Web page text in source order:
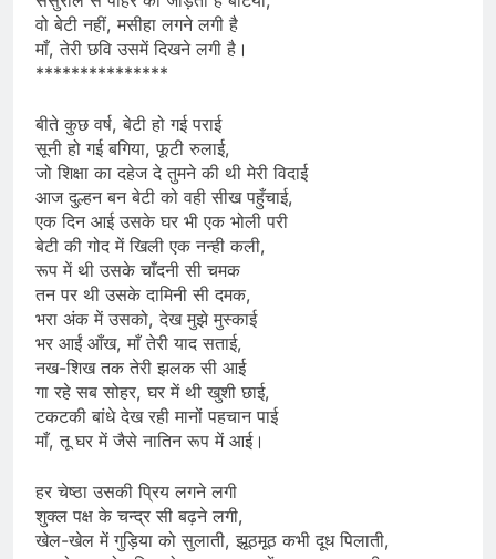
वो बेटी नहीं, मसीहा लगने लगी है
माँ, तेरी छवि उसमें दिखने लगी है।
***************
बीते कुछ वर्ष, बेटी हो गई पराई
सूनी हो गई बगिया, फूटी रुलाई,
जो शिक्षा का दहेज दे तुमने की थी मेरी विदाई
आज दुल्हन बन बेटी को वही सीख पहुँचाई,
एक दिन आई उसके घर भी एक भोली परी
बेटी की गोद में खिली एक नन्ही कली,
रूप में थी उसके चाँदनी सी चमक
तन पर थी उसके दामिनी सी दमक,
भरा अंक में उसको, देख मुझे मुस्काई
भर आईं आँख, माँ तेरी याद सताई,
नख-शिख तक तेरी झलक सी आई
गा रहे सब सोहर, घर में थी खुशी छाई,
टकटकी बांधे देख रही मानों पहचान पाई
माँ, तू घर में जैसे नातिन रूप में आई।
हर चेष्ठा उसकी प्रिय लगने लगी
शुक्ल पक्ष के चन्द्र सी बढ़ने लगी,
खेल-खेल में गुड़िया को सुलाती, झूठमूठ कभी दूध पिलाती,